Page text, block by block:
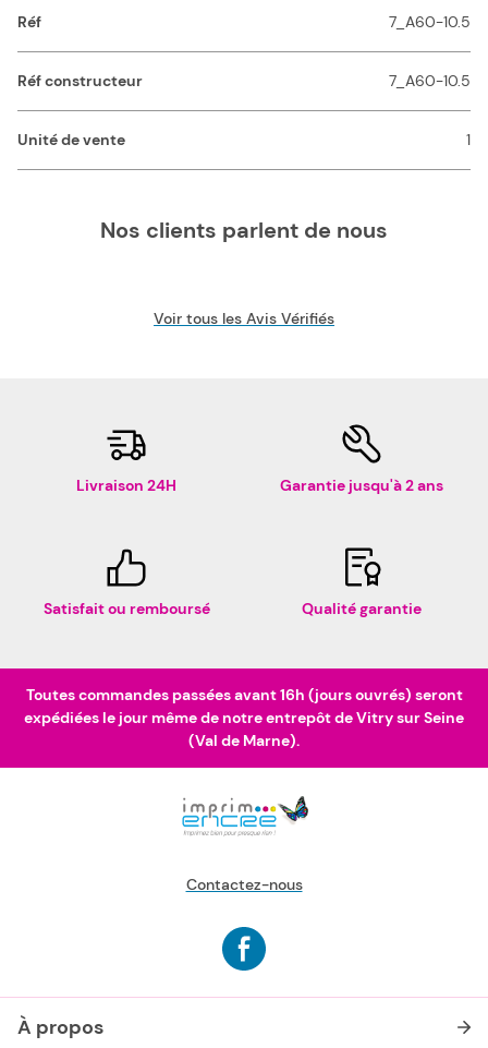
Réf 7_A60-10.5
Réf constructeur 7_A60-10.5
Unité de vente 1
Nos clients parlent de nous
Voir tous les Avis Vérifiés
Livraison 24H Garantie jusqu'à 2 ans
Satisfait ou remboursé Qualité garantie
Toutes commandes passées avant 16h (jours ouvrés) seront
expédiées le jour même de notre entrepôt de Vitry sur Seine
(Val de Marne).
Contactez-nous
À propos